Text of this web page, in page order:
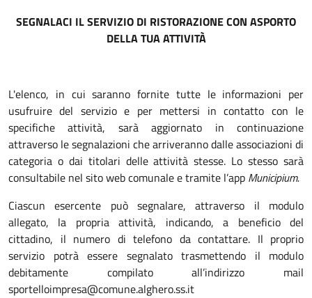
SEGNALACI IL SERVIZIO DI RISTORAZIONE CON ASPORTO
DELLA TUA ATTIVITÀ
L'elenco, in cui saranno fornite tutte le informazioni per
usufruire del servizio e per mettersi in contatto con le
specifiche attività, sarà aggiornato in continuazione
attraverso le segnalazioni che arriveranno dalle associazioni di
categoria o dai titolari delle attività stesse. Lo stesso sarà
consultabile nel sito web comunale e tramite l’app Municipium.
Ciascun esercente può segnalare, attraverso il modulo
allegato, la propria attività, indicando, a beneficio del
cittadino, il numero di telefono da contattare. Il proprio
servizio potrà essere segnalato trasmettendo il modulo
debitamente compilato all’indirizzo mail
sportelloimpresa@comune.alghero.ss.it